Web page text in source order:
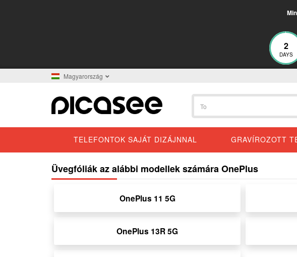
2
DAYS
Magyarország
TELEFONTOK SAJÁT DIZÁJNNAL GRAVÍROZOTT
Üvegfóliák az alábbi modellek számára OnePlus
OnePlus 11 5G
OnePlus 13R 5G